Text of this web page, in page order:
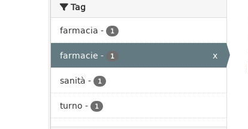
Tag
farmacia - 1
farmacie - 1
x
sanità - 1
turno - 1